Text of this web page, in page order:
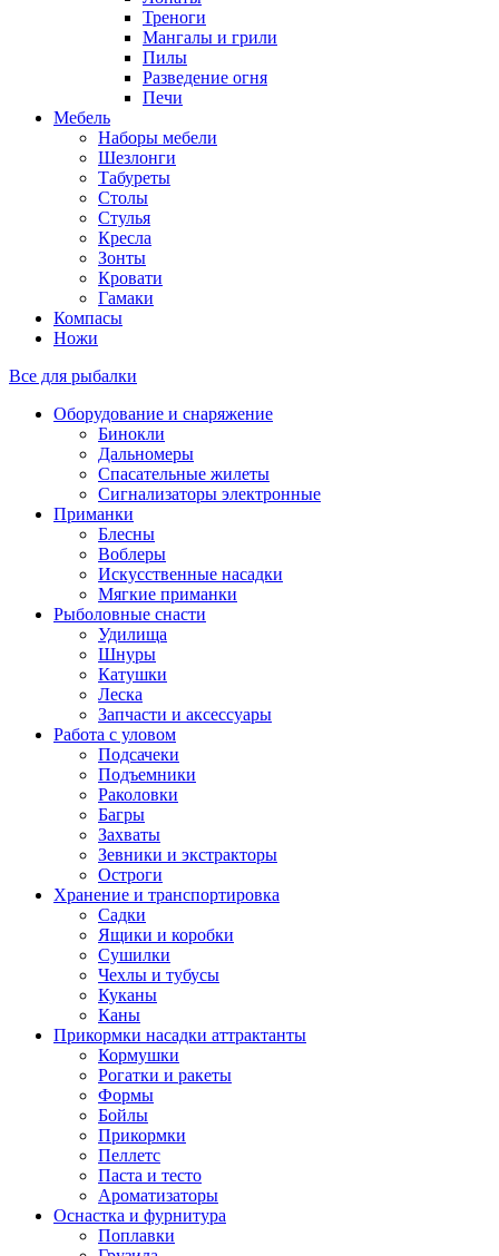
Треноги
Мангалы и грили
Пилы
Разведение огня
Печи
Мебель
Наборы мебели
Шезлонги
Табуреты
Столы
Стулья
Кресла
Зонты
Кровати
Гамаки
Компасы
Ножи
Все для рыбалки
Оборудование и снаряжение
Бинокли
Дальномеры
Спасательные жилеты
Сигнализаторы электронные
Приманки
Блесны
Воблеры
Искусственные насадки
Мягкие приманки
Рыболовные снасти
Удилища
Шнуры
Катушки
Леска
Запчасти и аксессуары
Работа с уловом
Подсачеки
Подъемники
Раколовки
Багры
Захваты
Зевники и экстракторы
Остроги
Хранение и транспортировка
Садки
Ящики и коробки
Сушилки
Чехлы и тубусы
Куканы
Каны
Прикормки насадки аттрактанты
Кормушки
Рогатки и ракеты
Формы
Бойлы
Прикормки
Пеллетс
Паста и тесто
Ароматизаторы
Оснастка и фурнитура
Поплавки